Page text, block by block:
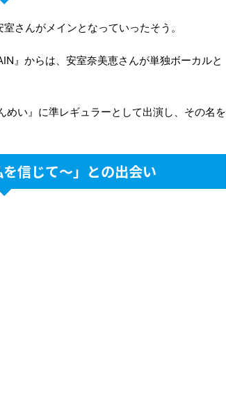
さんがメインとなっていったそう。
』からは、安室奈美恵さんが単独ボーカルと
い』に準レギュラーとして出演し、その名を
信じて～」との出会い